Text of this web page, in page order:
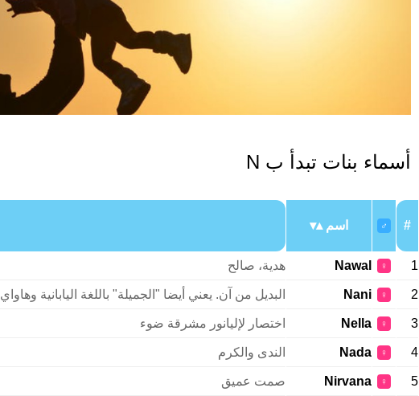
أسماء بنات تبدأ ب N
#
♂ اسم
1
♀
Nawal هدية، صالح
2
♀
Nani البديل من آن. يعني أيضا "الجميلة" باللغة اليابانية وهاواي
3
♀
Nella اختصار لإليانور مشرقة ضوء
4
♀
Nada الندى والكرم
5
♀
Nirvana صمت عميق